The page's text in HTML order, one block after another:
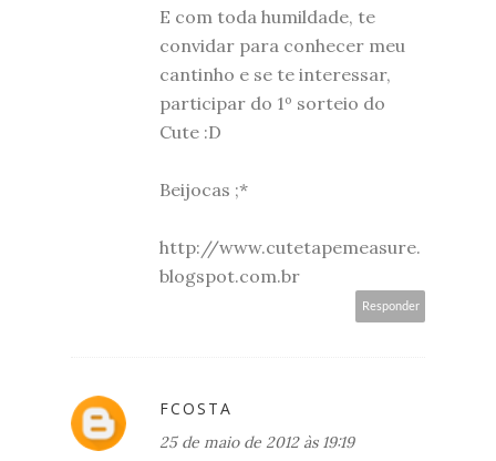
E com toda humildade, te
convidar para conhecer meu
cantinho e se te interessar,
participar do 1º sorteio do
Cute :D
Beijocas ;*
http://www.cutetapemeasure.
blogspot.com.br
Responder
FCOSTA
25 de maio de 2012 às 19:19